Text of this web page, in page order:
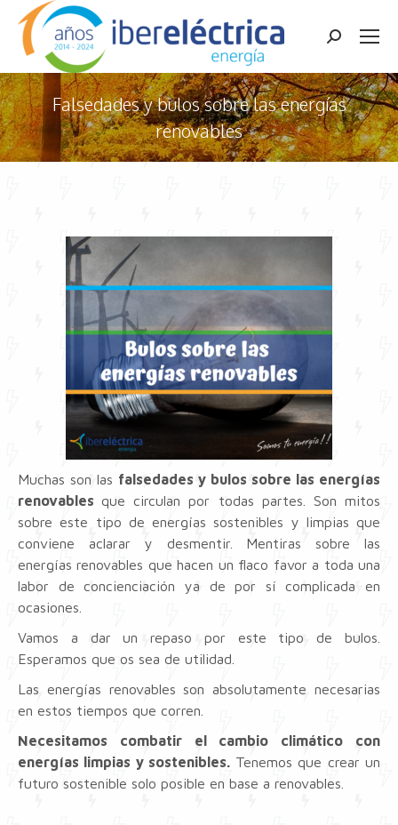
Buscar:
Falsedades y bulos sobre las energías
renovables
Estás aquí:
Muchas son las falsedades y bulos sobre las energías
renovablesque circulan por todas partes. Son mitos
sobre este tipo de energías sostenibles y limpias que
conviene aclarar y desmentir. Mentiras sobre las
energías renovables que hacen un flaco favor a toda una
labor de concienciación ya de por sí complicada en
ocasiones.
Vamos a dar un repaso por este tipo de bulos.
Esperamos que os sea de utilidad.
Las energías renovables son absolutamente necesarias
en estos tiempos que corren.
Necesitamos combatir el cambio climático con
energías limpias y sostenibles.Tenemos que crear un
futuro sostenible solo posible en base a renovables.